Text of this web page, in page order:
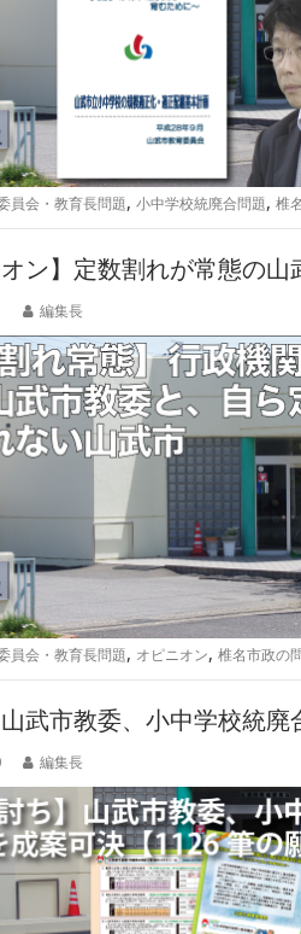
員会・教育長問題, 小中学校統廃合問題, 椎
オン】定数割れが常態の
編集長
員会・教育長問題, オピニオン, 椎名市政の
山武市教委、小中学校統
編集長